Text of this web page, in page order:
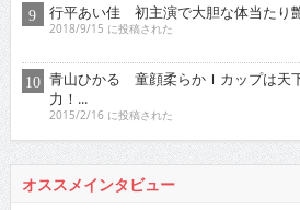
行平あい佳 初主演で大胆な体当たり
2018/9/15 に投稿された
青山ひかる 童顔柔らかＩカップは天
力！...
2015/2/16 に投稿された
オススメインタビュー